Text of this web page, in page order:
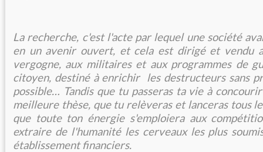
La recherche, c'est l'acte par lequel une société
en un avenir ouvert, et cela est dirigé et vendu
vergogne, aux militaires et aux programmes de
citoyen, destiné à enrichir les destructeurs sans
possible… Tandis que tu passeras ta vie à
meilleure thèse, que tu relèveras et lanceras tous
que toute ton énergie s'emploiera aux
extraire de l'humanité les cerveaux les plus
établissement financiers.